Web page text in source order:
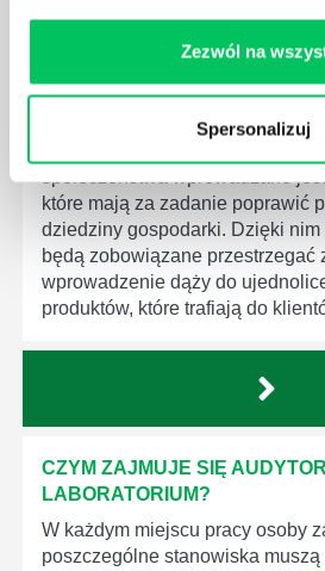
Zezwól na
Spersonalizuj
GDZIE MOŻEMY ZAPOZNAĆ
WYMAGANIAMI NORM
społeczeństwa wprowadzane
które mają za zadanie poprawić
dziedziny gospodarki. Dzięki nim
będą zobowiązane przestrzegać
wprowadzenie dąży do
produktów, które trafiają do
CZYM ZAJMUJE SIĘ
LABORATORIUM?
W każdym miejscu pracy osoby
poszczególne stanowiska